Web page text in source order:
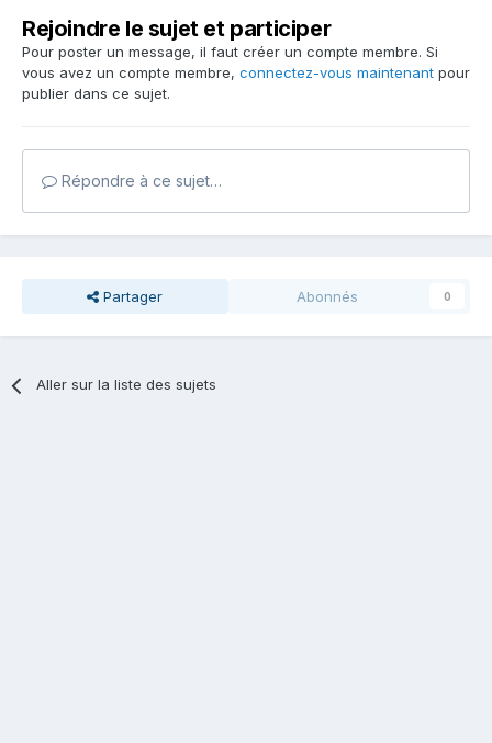
Rejoindre le sujet et participer
Pour poster un message, il faut créer un compte membre. Si
vous avez un compte membre, connectez-vous maintenant pour
publier dans ce sujet.
Répondre à ce sujet…
Partager Abonnés 0
Aller sur la liste des sujets